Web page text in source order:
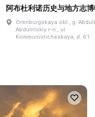
阿布杜利诺历史与地方志
Orenburgskaya obl., g.
Abdulinskiy r-n., ul.
Kommunisticheskaya, d. 61